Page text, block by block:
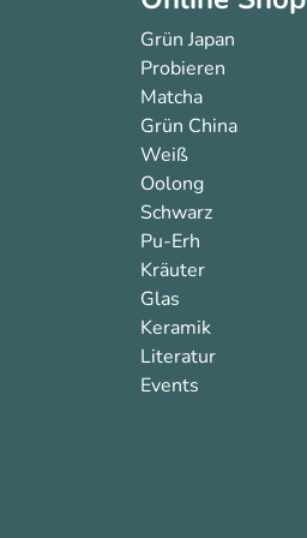
Grün Japan
Probieren
Matcha
Grün China
Weiß
Oolong
Schwarz
Pu-Erh
Kräuter
Glas
Keramik
Literatur
Events